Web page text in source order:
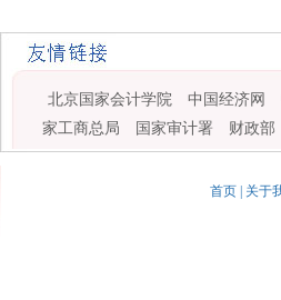
北京国家会计学院 中国经济网
家工商总局
国家审计署 财政部
首页 关于